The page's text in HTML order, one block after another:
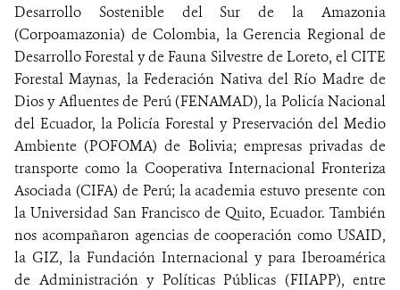
Desarrollo Sostenible del Sur de la Amazonia
(Corpoamazonia) de Colombia, la Gerencia Regional de
Desarrollo Forestal y de Fauna Silvestre de Loreto, el CITE
Forestal Maynas, la Federación Nativa del Río Madre de
Dios y Afluentes de Perú (FENAMAD), la Policía Nacional
del Ecuador, la Policía Forestal y Preservación del Medio
Ambiente (POFOMA) de Bolivia; empresas privadas de
transporte como la Cooperativa Internacional Fronteriza
Asociada (CIFA) de Perú; la academia estuvo presente con
la Universidad San Francisco de Quito, Ecuador. También
nos acompañaron agencias de cooperación como USAID,
la GIZ, la Fundación Internacional y para Iberoamérica
de Administración y Políticas Públicas (FIIAPP), entre